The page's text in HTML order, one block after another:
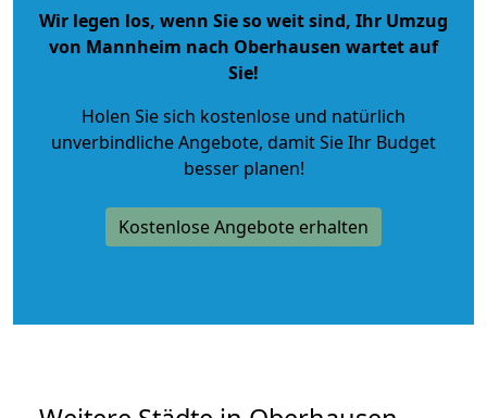
Wir legen los, wenn Sie so weit sind, Ihr Umzug
von Mannheim nach Oberhausen wartet auf
Sie!
Holen Sie sich kostenlose und natürlich
unverbindliche Angebote, damit Sie Ihr Budget
besser planen!
Kostenlose Angebote erhalten